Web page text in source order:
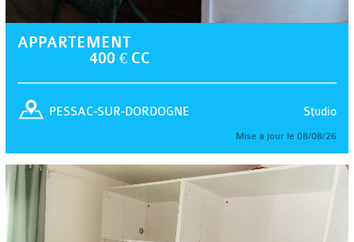
APPARTEMENT
400 € CC
Studio
PESSAC-SUR-DORDOGNE
Mise à jour le 08/08/26